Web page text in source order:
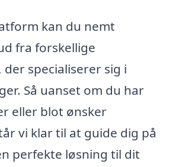
kan du nemt
fra forskellige
specialiserer sig i
Så uanset om du har
eller blot ønsker
vi klar til at guide dig på
perfekte løsning til dit